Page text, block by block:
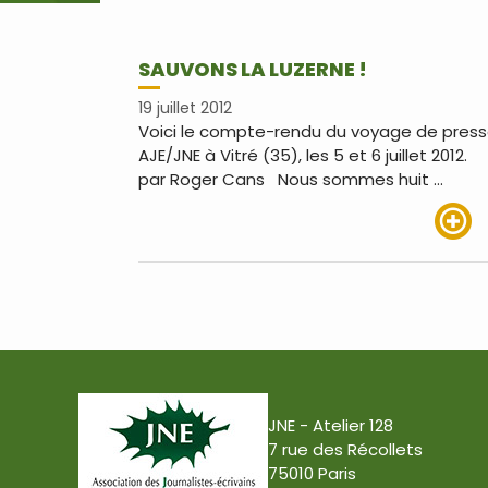
SAUVONS LA LUZERNE !
19 juillet 2012
Voici le compte-rendu du voyage de
AJE/JNE à Vitré (35), les 5 et 6 juillet 2012.
par Roger Cans Nous sommes huit …
JNE - Atelier 128
7 rue des Récollets
75010 Paris